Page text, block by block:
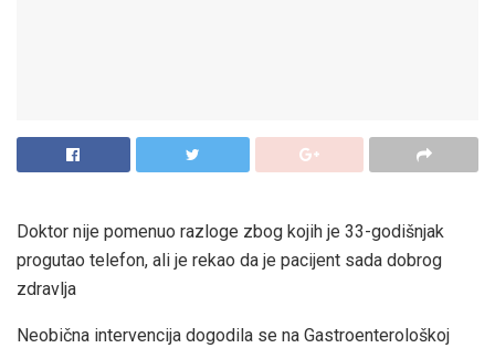
Doktor nije pomenuo razloge zbog kojih je 33-godišnjak
progutao telefon, ali je rekao da je pacijent sada dobrog
zdravlja
Neobična intervencija dogodila se na Gastroenterološkoj